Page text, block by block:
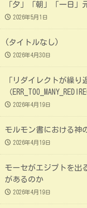
「夕」「朝」「一日」
2026年5月1日
(タイトルなし)
2026年4月30日
「リダイレクトが繰り
（
2026年4月19日
モルモン書における神
2026年4月19日
モーセがエジプトを出
があるのか
2026年4月19日